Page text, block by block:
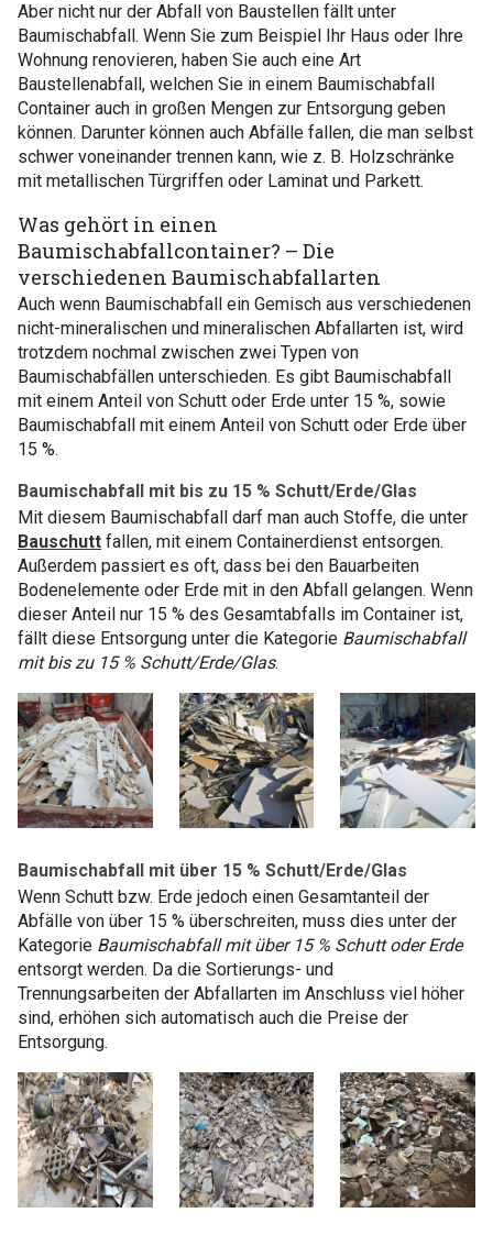
Aber nicht nur der Abfall von Baustellen fällt unter
Baumischabfall. Wenn Sie zum Beispiel Ihr Haus oder Ihre
Wohnung renovieren, haben Sie auch eine Art
Baustellenabfall, welchen Sie in einem Baumischabfall
Container auch in großen Mengen zur Entsorgung geben
können. Darunter können auch Abfälle fallen, die man selbst
schwer voneinander trennen kann, wie z. B. Holzschränke
mit metallischen Türgriffen oder Laminat und Parkett.
Was gehört in einen
Baumischabfallcontainer? – Die
verschiedenen Baumischabfallarten
Auch wenn Baumischabfall ein Gemisch aus verschiedenen
nicht-mineralischen und mineralischen Abfallarten ist, wird
trotzdem nochmal zwischen zwei Typen von
Baumischabfällen unterschieden. Es gibt Baumischabfall
mit einem Anteil von Schutt oder Erde unter 15 %, sowie
Baumischabfall mit einem Anteil von Schutt oder Erde über
15 %.
Baumischabfall mit bis zu 15 % Schutt/Erde/Glas
Mit diesem Baumischabfall darf man auch Stoffe, die unter
Bauschutt fallen, mit einem Containerdienst entsorgen.
Außerdem passiert es oft, dass bei den Bauarbeiten
Bodenelemente oder Erde mit in den Abfall gelangen. Wenn
dieser Anteil nur 15 % des Gesamtabfalls im Container ist,
fällt diese Entsorgung unter die Kategorie Baumischabfall
mit bis zu 15 % Schutt/Erde/Glas.
Baumischabfall mit über 15 % Schutt/Erde/Glas
Wenn Schutt bzw. Erde jedoch einen Gesamtanteil der
Abfälle von über 15 % überschreiten, muss dies unter der
Kategorie Baumischabfall mit über 15 % Schutt oder Erde
entsorgt werden. Da die Sortierungs- und
Trennungsarbeiten der Abfallarten im Anschluss viel höher
sind, erhöhen sich automatisch auch die Preise der
Entsorgung.